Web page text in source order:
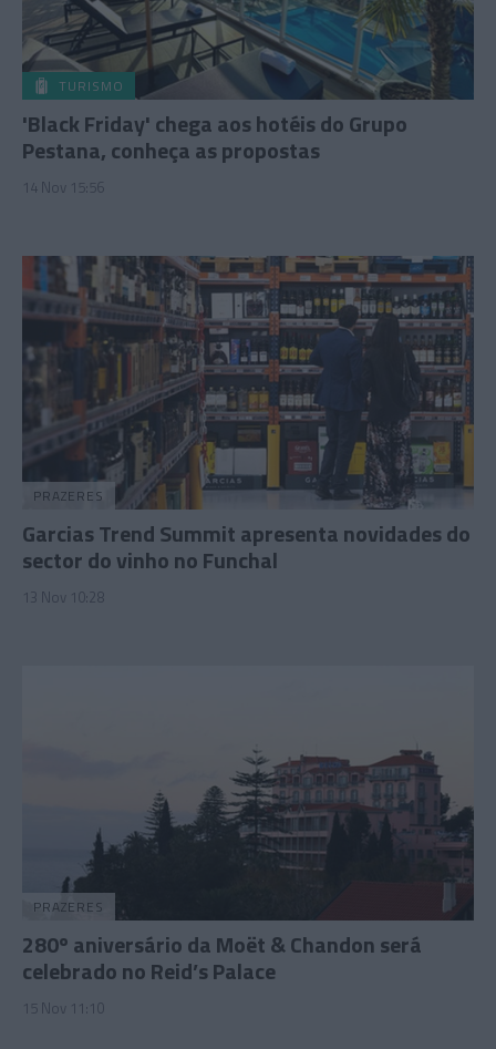
TURISMO
'Black Friday' chega aos hotéis do Grupo
Pestana, conheça as propostas
14 Nov 15:56
PRAZERES
Garcias Trend Summit apresenta novidades do
sector do vinho no Funchal
13 Nov 10:28
PRAZERES
280º aniversário da Moët & Chandon será
celebrado no Reid’s Palace
15 Nov 11:10